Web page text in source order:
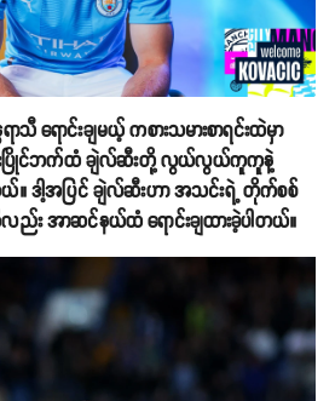
ရောင်းချမယ့် ကစားသမားစာရင်းထဲမှာ
သီးပြိုင်ဘက်ထံ ချဲလ်ဆီးတို့ လွယ်လွယ်ကူကူနဲ့
ယ်။ ဒါ့အပြင် ချဲလ်ဆီးဟာ အသင်းရဲ့ တိုက်စစ်
း အာဆင်နယ်ထံ ရောင်းချထားခဲ့ပါတယ်။